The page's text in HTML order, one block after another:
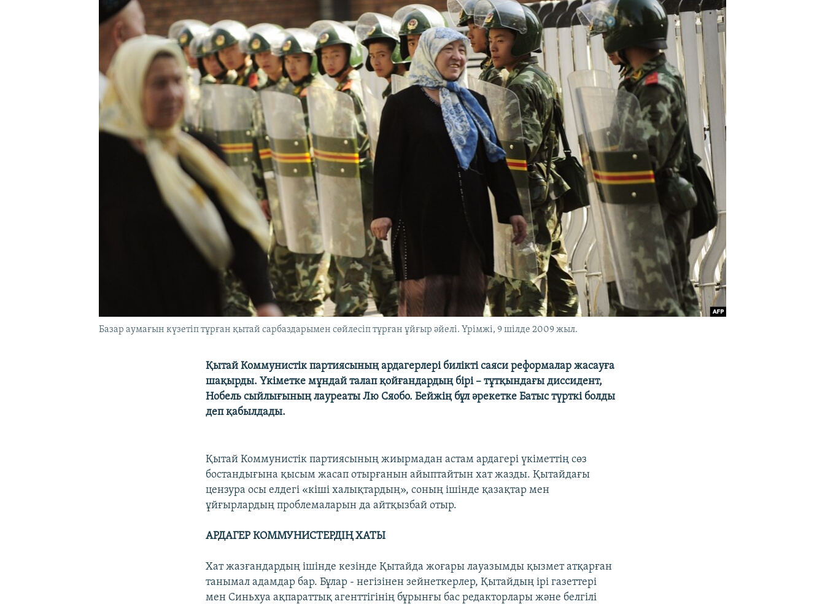
Базар аумағын күзетіп тұрған қытай сарбаздарымен сөйлесіп тұрған ұйғыр әйелі. Үрімжі, 9 шілде 2009 жыл.
Қытай Коммунистік партиясының ардагерлері билікті саяси реформалар жасауға
шақырды. Үкіметке мұндай талап қойғандардың бірі – тұтқындағы диссидент,
Нобель сыйлығының лауреаты Лю Сяобо. Бейжің бұл әрекетке Батыс түрткі болды
деп қабылдады.
Қытай Коммунистік партиясының жиырмадан астам ардагері үкіметтің сөз
бостандығына қысым жасап отырғанын айыптайтын хат жазды. Қытайдағы
цензура осы елдегі «кіші халықтардың», соның ішінде қазақтар мен
ұйғырлардың проблемаларын да айтқызбай отыр.
АРДАГЕР КОММУНИСТЕРДІҢ ХАТЫ
Хат жазғандардың ішінде кезінде Қытайда жоғары лауазымды қызмет атқарған
танымал адамдар бар. Бұлар - негізінен зейнеткерлер, Қытайдың ірі газеттері
мен Синьхуа ақпараттық агенттігінің бұрынғы бас редакторлары және белгілі